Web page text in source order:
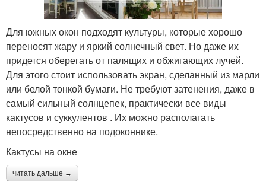
Для южных окон подходят культуры, которые хорошо
переносят жару и яркий солнечный свет. Но даже их
придется оберегать от палящих и обжигающих лучей.
Для этого стоит использовать экран, сделанный из марли
или белой тонкой бумаги. Не требуют затенения, даже в
самый сильный солнцепек, практически все виды
кактусов и суккулентов . Их можно располагать
непосредственно на подоконнике.
Кактусы на окне
читать дальше →